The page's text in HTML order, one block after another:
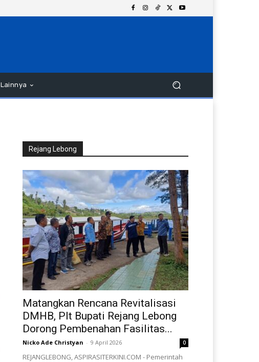
Lainnya
Rejang Lebong
Matangkan Rencana Revitalisasi
DMHB, Plt Bupati Rejang Lebong
Dorong Pembenahan Fasilitas...
Nicko Ade Christyan - 9 April 2026 0
REJANGLEBONG, ASPIRASITERKINI.COM - Pemerintah